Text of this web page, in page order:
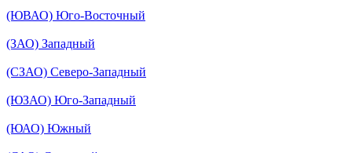
(ЮВАО) Юго-Восточный
(ЗАО) Западный
(СЗАО) Северо-Западный
(ЮЗАО) Юго-Западный
(ЮАО) Южный